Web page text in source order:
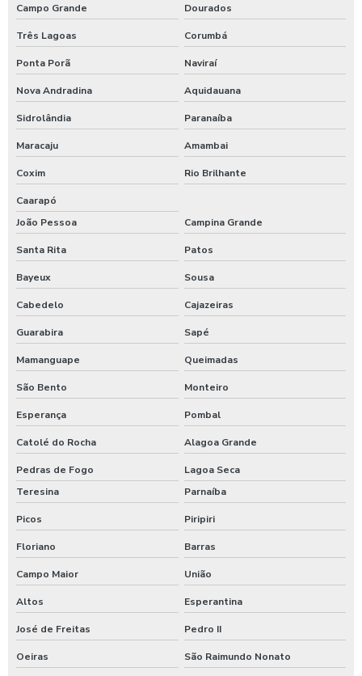
Campo Grande
Dourados
Três Lagoas Corumbá
Ponta Porã Naviraí
Nova Andradina Aquidauana
Sidrolândia Paranaíba
Maracaju Amambai
Coxim Rio Brilhante
Caarapó
João Pessoa
Campina Grande
Santa Rita Patos
Bayeux Sousa
Cabedelo Cajazeiras
Guarabira Sapé
Mamanguape Queimadas
São Bento Monteiro
Esperança Pombal
Catolé do Rocha Alagoa Grande
Pedras de Fogo
Lagoa Seca
Teresina
Parnaíba
Picos Piripiri
Floriano Barras
Campo Maior União
Altos Esperantina
José de Freitas Pedro II
Oeiras São Raimundo Nonato